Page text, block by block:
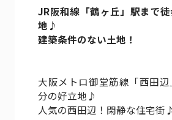
JR阪和線「鶴ヶ丘」駅まで
地♪
建築条件のない土地！
大阪メトロ御堂筋線「西田
分の好立地♪
人気の西田辺！閑静な住宅街♪